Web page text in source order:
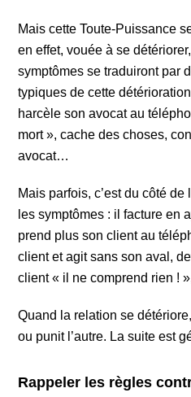
Mais cette Toute-Puissance
en effet, vouée à se
symptômes se traduiront par
typiques de cette
harcèle son avocat au
mort », cache des choses,
avocat…
Mais parfois, c’est du côté de
les symptômes : il facture en
prend plus son client au
client et agit sans son aval,
client « il ne comprend rien !
Quand la relation se
ou punit l’autre. La suite est
Rappeler les règles